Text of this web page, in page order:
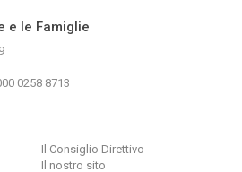
e le Famiglie
0258 8713
Il Consiglio Direttivo
Il nostro sito